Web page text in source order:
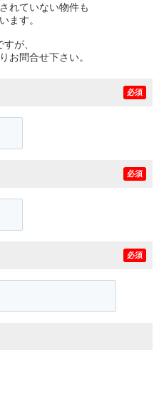
れていない物件も
ます。
が、
お問合せ下さい。
必須
必須
必須